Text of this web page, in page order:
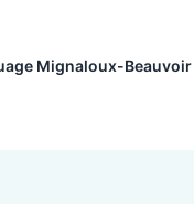
Mignaloux-Beauvoir